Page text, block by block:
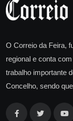
O Correio da Feira,
regional e conta
trabalho importante
Concelho, sendo